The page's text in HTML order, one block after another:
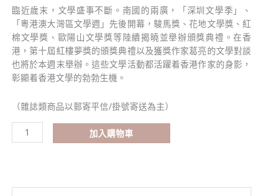
價
格：
NT$150。
價
格：
NT$135。
臨近歲末，文學盛事不斷。南國的兩廣，「深圳文學季」、
「粵港澳大灣區文學週」先後開幕，駿馬獎、花地文學獎、紅
棉文學獎、歐陽山文學獎等陸續揭曉並舉辦頒獎典禮。在香
港，第十屆紅樓夢獎的頒獎典禮以及獲獎作家葛亮的文學對談
也將於本週末舉辦。這些文學活動都活躍着香港作家的身影，
彰顯着香港文學的勃勃生機。
（雜誌類商品以郵寄平信/掛號寄送為主）
12
月
號
480
期
數
加入購物車